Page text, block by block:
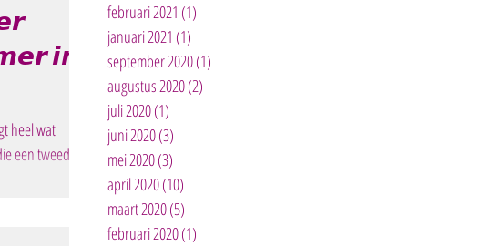
𝙞𝙣
heel wat
een tweede
februari 2021 (1)
januari 2021 (1)
september 2020(1)
augustus 2020(2)
juli 2020(1)
juni 2020(3)
mei 2020(3)
april 2020(10)
maart 2020(5)
februari 2020(1)